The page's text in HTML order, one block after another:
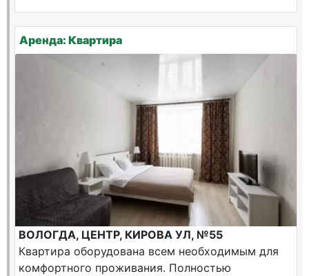
Аренда: Квартира
ВОЛОГДА, ЦЕНТР, КИРОВА УЛ, №55
Квартира оборудована всем необходимым для
комфортного проживания. Полностью